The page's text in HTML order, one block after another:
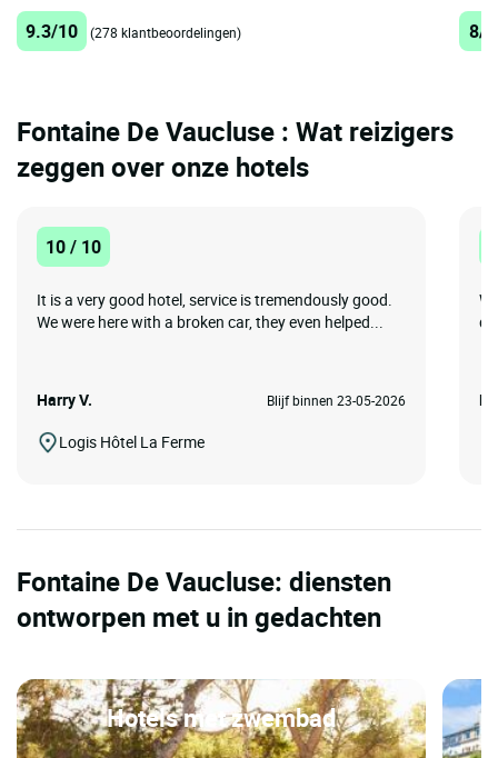
9.3/10 (278 klantbeoordelingen) 8/
Fontaine De Vaucluse : Wat reizigers
zeggen over onze hotels
10 / 10
It is a very good hotel, service is tremendously good.
We were here with a broken car, they even helped...
Harry V. Blijf binnen 23-05-2026
Logis Hôtel La Ferme
Fontaine De Vaucluse: diensten
ontworpen met u in gedachten
Hotels met zwembad